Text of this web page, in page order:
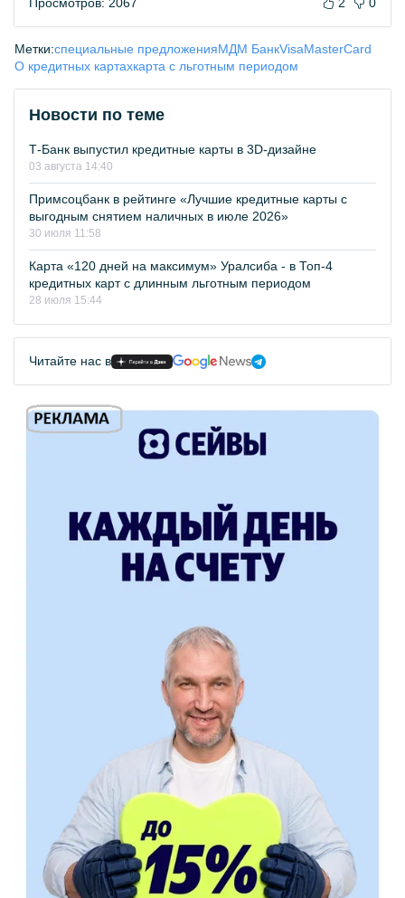
Метки:специальные предложенияМДМ БанкVisaMasterCard
О кредитных картахкарта с льготным периодом
Новости по теме
Т-Банк выпустил кредитные карты в 3D-дизайне
03 августа 14:40
Примсоцбанк в рейтинге «Лучшие кредитные карты с
выгодным снятием наличных в июле 2026»
30 июля 11:58
Карта «120 дней на максимум» Уралсиба - в Топ-4
кредитных карт с длинным льготным периодом
28 июля 15:44
Читайте нас в